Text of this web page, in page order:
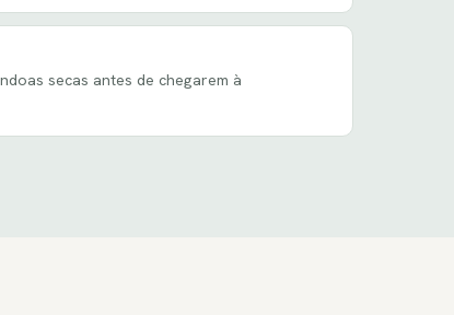
secas antes de chegarem à